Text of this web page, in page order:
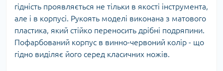
гідність проявляється не тільки в якості інструмента,
але і в корпусі. Рукоять моделі виконана з матового
пластика, який стійко переносить дрібні подряпини.
Пофарбований корпус в винно-червоний колір - що
гідно виділяє його серед класичних ножів.